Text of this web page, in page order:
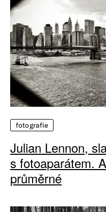
fotografie
Julian Lennon,
s fotoaparátem.
průměrné